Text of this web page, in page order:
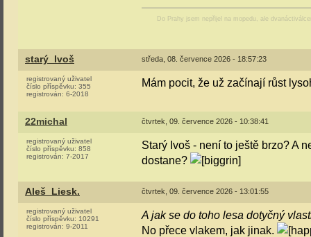
Do Prahy jsem nepřijel na mopedu, ale
starý_Ivoš středa, 08. července 2026 - 18:57:23
registrovaný uživatel
číslo příspěvku: 355
registrován: 6-2018
Mám pocit, že už začínají růst
22michal čtvrtek, 09. července 2026 - 10:38:41
registrovaný uživatel
číslo příspěvku: 858
registrován: 7-2017
Starý Ivoš - není to ještě brzo? A
dostane?
Aleš_Liesk. čtvrtek, 09. července 2026 - 13:01:55
registrovaný uživatel
číslo příspěvku: 10291
registrován: 9-2011
A jak se do toho lesa dotyčný
No přece vlakem, jak jinak.